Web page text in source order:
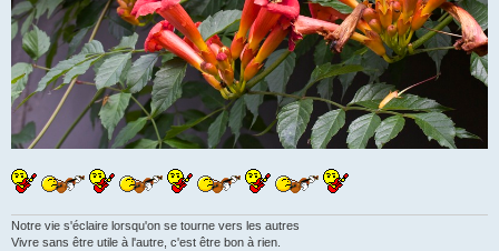
Notre vie s'éclaire lorsqu'on se tourne vers les autres
Vivre sans être utile à l'autre, c'est être bon à rien.